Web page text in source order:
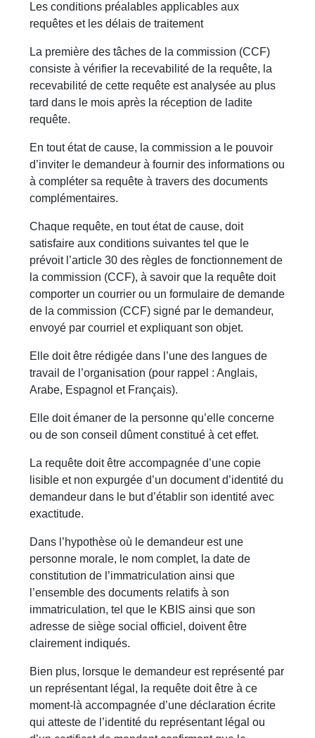
Les conditions préalables applicables aux
requêtes et les délais de traitement
La première des tâches de la commission (CCF)
consiste à vérifier la recevabilité de la requête, la
recevabilité de cette requête est analysée au plus
tard dans le mois après la réception de ladite
requête.
En tout état de cause, la commission a le pouvoir
d’inviter le demandeur à fournir des informations ou
à compléter sa requête à travers des documents
complémentaires.
Chaque requête, en tout état de cause, doit
satisfaire aux conditions suivantes tel que le
prévoit l’article 30 des règles de fonctionnement de
la commission (CCF), à savoir que la requête doit
comporter un courrier ou un formulaire de demande
de la commission (CCF) signé par le demandeur,
envoyé par courriel et expliquant son objet.
Elle doit être rédigée dans l’une des langues de
travail de l’organisation (pour rappel : Anglais,
Arabe, Espagnol et Français).
Elle doit émaner de la personne qu’elle concerne
ou de son conseil dûment constitué à cet effet.
La requête doit être accompagnée d’une copie
lisible et non expurgée d’un document d’identité du
demandeur dans le but d’établir son identité avec
exactitude.
Dans l’hypothèse où le demandeur est une
personne morale, le nom complet, la date de
constitution de l’immatriculation ainsi que
l’ensemble des documents relatifs à son
immatriculation, tel que le KBIS ainsi que son
adresse de siège social officiel, doivent être
clairement indiqués.
Bien plus, lorsque le demandeur est représenté par
un représentant légal, la requête doit être à ce
moment-là accompagnée d’une déclaration écrite
qui atteste de l’identité du représentant légal ou